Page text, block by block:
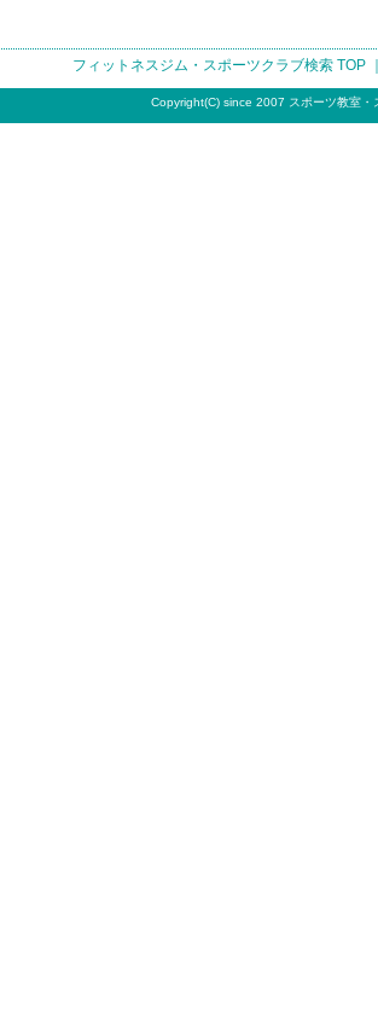
フィットネスジム・スポーツクラブ検索TOP
Copyright(C) since 2007 スポーツ教室・